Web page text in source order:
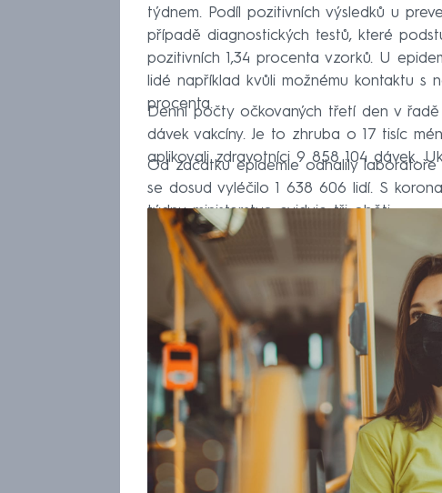
týdnem. Podíl pozitivních výsledků u
případě diagnostických testů, které
pozitivních 1,34 procenta vzorků. U
lidé například kvůli možnému kontaktu s
procenta.
Denní počty očkovaných třetí den v řadě
dávek vakcíny. Je to zhruba o 17 tisíc
aplikovali zdravotníci 9 858 104 dávek.
Od začátku epidemie odhalily laboratoře
se dosud vyléčilo 1 638 606 lidí. S
týdnu ministerstvo eviduje tři oběti.